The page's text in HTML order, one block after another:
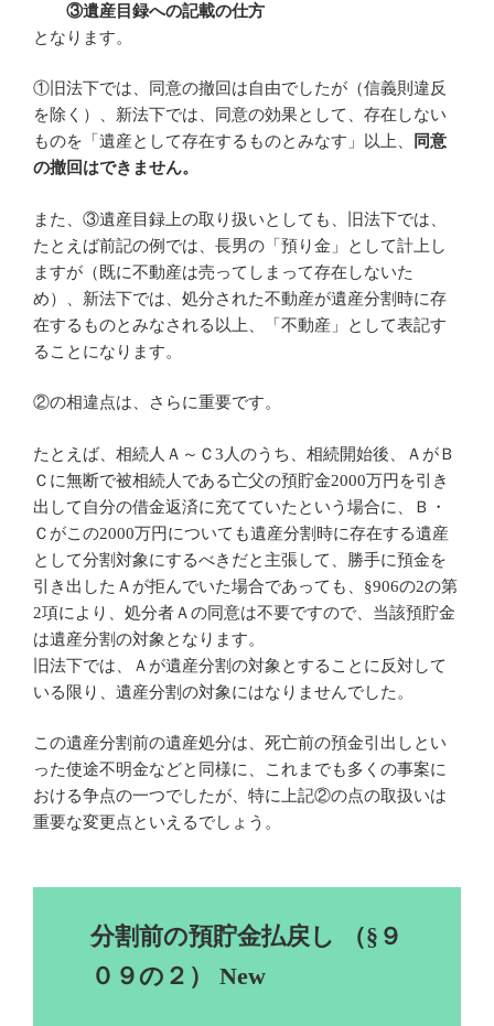
③遺産目録への記載の仕方
となります。
①旧法下では、同意の撤回は自由でしたが（信義則違反
を除く）、新法下では、同意の効果として、存在しない
ものを「遺産として存在するものとみなす」以上、
同意
の撤回はできません。
また、③遺産目録上の取り扱いとしても、旧法下では、
たとえば前記の例では、長男の「預り金」として計上し
ますが（既に不動産は売ってしまって存在しないた
め）、新法下では、処分された不動産が遺産分割時に存
在するものとみなされる以上、「不動産」として表記す
ることになります。
②の相違点は、さらに重要です。
たとえば、相続人Ａ～Ｃ3人のうち、相続開始後、ＡがＢ
Ｃに無断で被相続人である亡父の預貯金2000万円を引き
出して自分の借金返済に充てていたという場合に、Ｂ・
Ｃがこの2000万円についても遺産分割時に存在する遺産
として分割対象にするべきだと主張して、勝手に預金を
引き出したＡが拒んでいた場合であっても、§906の2の第
2項により、処分者Ａの同意は不要ですので、当該預貯金
は遺産分割の対象となります。
旧法下では、Ａが遺産分割の対象とすることに反対して
いる限り、遺産分割の対象にはなりませんでした。
この遺産分割前の遺産処分は、死亡前の預金引出しとい
った使途不明金などと同様に、これまでも多くの事案に
おける争点の一つでしたが、特に上記②の点の取扱いは
重要な変更点といえるでしょう。
分割前の預貯金払戻し （§９
０９の２） New